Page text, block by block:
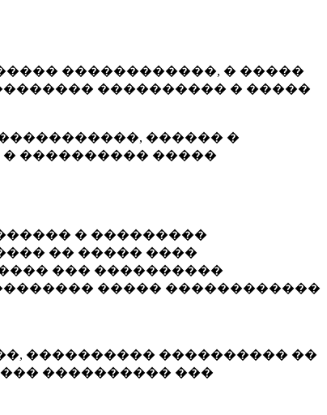
������������, � �����
���������� � �����
������ �
���������� �����
� ���������
�� ����� ����
��� ����������
����� ������������
���������� ���������� ��
���������� ���